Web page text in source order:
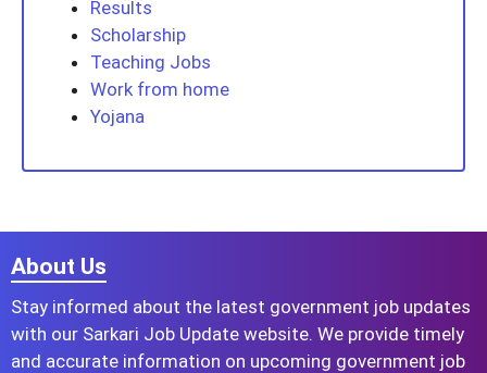
Results
Scholarship
Teaching Jobs
Work from home
Yojana
About Us
Stay informed about the latest government job updates
with our Sarkari Job Update website. We provide timely
and accurate information on upcoming government job